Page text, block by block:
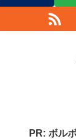
PR: ボル